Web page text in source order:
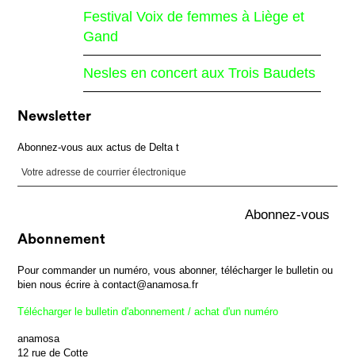
Festival Voix de femmes à Liège et
Gand
Nesles en concert aux Trois Baudets
Newsletter
Abonnez-vous aux actus de Delta t
Abonnement
Pour commander un numéro, vous abonner, télécharger le bulletin ou
bien nous écrire à contact@anamosa.fr
Télécharger le bulletin d'abonnement / achat d'un numéro
anamosa
12 rue de Cotte